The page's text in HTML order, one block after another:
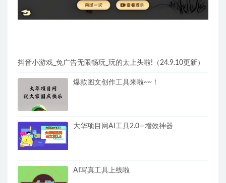
抖音小游戏_免广告无限畅玩_玩的太上头啦!（24.9.10更新）
爆款图文创作工具来啦~~！
大华项目网AI工具2.0—增效神器
AI写真工具上线啦